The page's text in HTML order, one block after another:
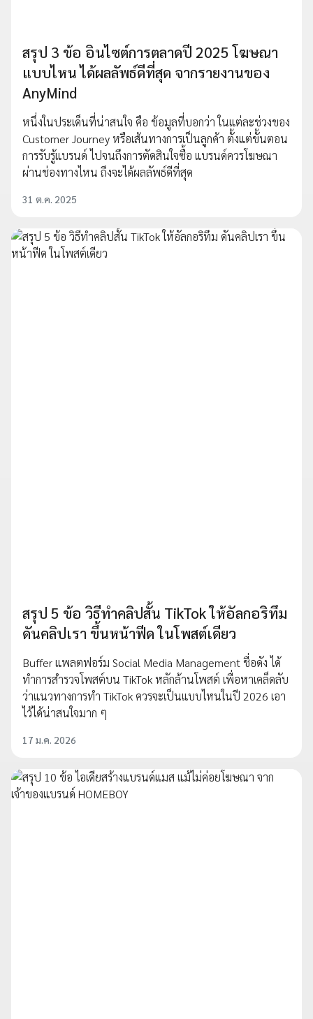
สรุป 3 ข้อ อินไซต์การตลาดปี 2025 โฆษณา
แบบไหน ได้ผลลัพธ์ดีที่สุด จากรายงานของ
AnyMind
หนึ่งในประเด็นที่น่าสนใจ คือ ข้อมูลที่บอกว่า ในแต่ละช่วงของ
Customer Journey หรือเส้นทางการเป็นลูกค้า ตั้งแต่ขั้นตอน
การรับรู้แบรนด์ ไปจนถึงการตัดสินใจซื้อ แบรนด์ควรโฆษณา
ผ่านช่องทางไหน ถึงจะได้ผลลัพธ์ดีที่สุด
31 ต.ค. 2025
สรุป 5 ข้อ วิธีทำคลิปสั้น TikTok ให้อัลกอริทึม
ดันคลิปเรา ขึ้นหน้าฟีด ในโพสต์เดียว
Buffer แพลตฟอร์ม Social Media Management ชื่อดัง ได้
ทำการสำรวจโพสต์บน TikTok หลักล้านโพสต์ เพื่อหาเคล็ดลับ
ว่าแนวทางการทำ TikTok ควรจะเป็นแบบไหนในปี 2026 เอา
ไว้ได้น่าสนใจมาก ๆ
17 ม.ค. 2026